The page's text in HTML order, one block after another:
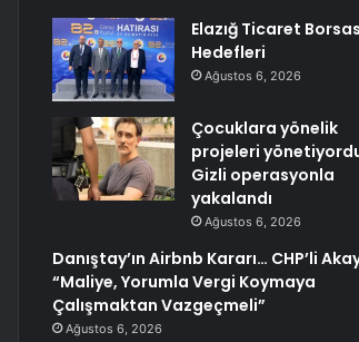
Elazığ Ticaret
Hedefleri
Ağustos 6, 2026
Çocuklara yönelik
projeleri
Gizli operasyonla
yakalandı
Ağustos 6, 2026
Danıştay’ın Airbnb Kararı… CHP’li
“Maliye, Yorumla Vergi Koymaya
Çalışmaktan Vazgeçmeli”
Ağustos 6, 2026